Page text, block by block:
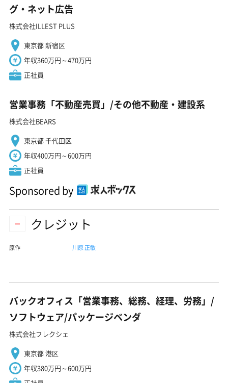
グ・ネット広告
株式会社ILLEST PLUS
東京都 新宿区
年収360万円～470万円
正社員
営業事務「不動産売買」/その他不動産・建設系
株式会社BEARS
東京都 千代田区
年収400万円～600万円
正社員
Sponsored by
クレジット
原作 川原 正敏
バックオフィス「営業事務、総務、経理、労務」/
ソフトウェア/パッケージベンダ
株式会社フレクシェ
東京都 港区
年収380万円～600万円